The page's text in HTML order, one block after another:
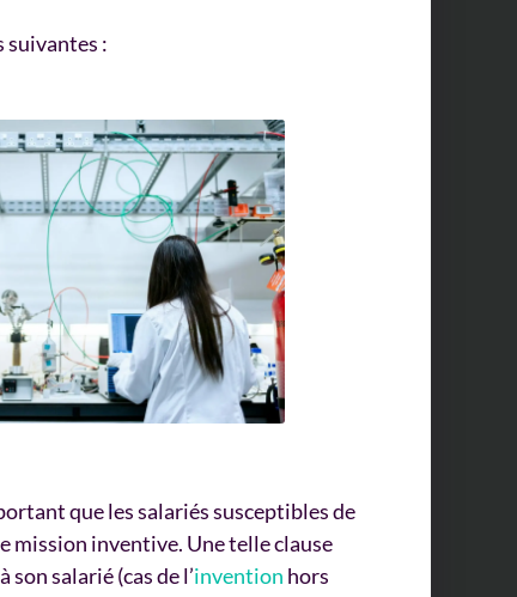
suivantes :
que les salariés susceptibles de
mission inventive. Une telle clause
à son salarié (cas de l’invention hors